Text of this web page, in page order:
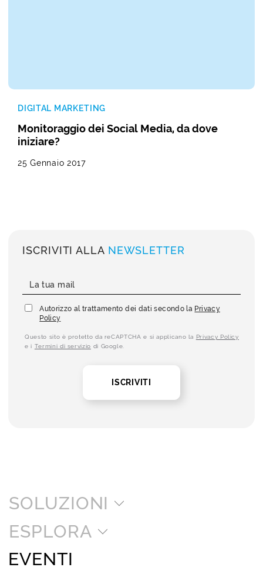
DIGITAL MARKETING
Monitoraggio dei Social Media, da dove
iniziare?
25 Gennaio 2017
ISCRIVITI ALLA NEWSLETTER
Autorizzo al trattamento dei dati secondo la Privacy
Policy
Questo sito è protetto da reCAPTCHA e si applicano la Privacy Policy
e i Termini di servizio di Google.
ISCRIVITI
SOLUZIONI
ESPLORA
EVENTI